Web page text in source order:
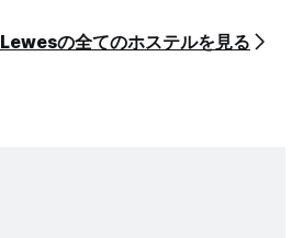
Lewesの全てのホステルを見る